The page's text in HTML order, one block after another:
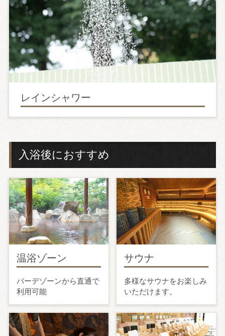
レインシャワー
入浴後におすすめ
温浴ゾーン
バーデゾーンから直通で
利用可能
サウナ
多様なサウナをお楽しみ
いただけます。